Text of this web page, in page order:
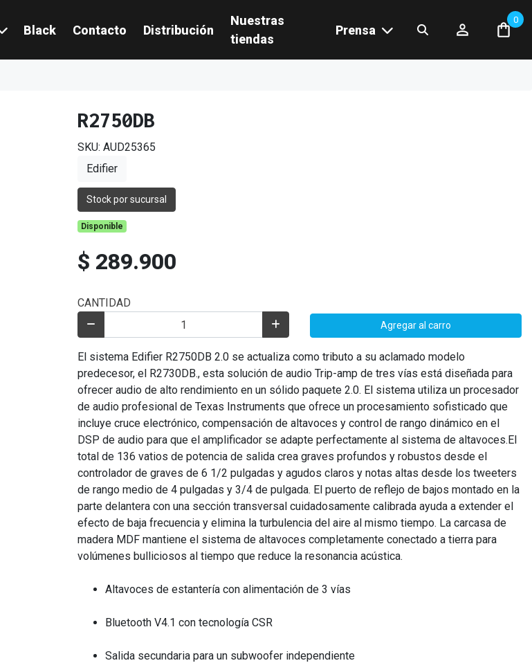
Black Contacto Distribución
Nuestras
tiendas
Prensa
0
R2750DB
SKU: AUD25365
Edifier
Stock por sucursal
Disponible
$ 289.900
CANTIDAD
Agregar al carro
El sistema Edifier R2750DB 2.0 se actualiza como tributo a su aclamado modelo
predecesor, el R2730DB., esta solución de audio Trip-amp de tres vías está diseñada para
ofrecer audio de alto rendimiento en un sólido paquete 2.0. El sistema utiliza un procesador
de audio profesional de Texas Instruments que ofrece un procesamiento sofisticado que
incluye cruce electrónico, compensación de altavoces y control de rango dinámico en el
DSP de audio para que el amplificador se adapte perfectamente al sistema de altavoces.El
total de 136 vatios de potencia de salida crea graves profundos y robustos desde el
controlador de graves de 6 1/2 pulgadas y agudos claros y notas altas desde los tweeters
de rango medio de 4 pulgadas y 3/4 de pulgada. El puerto de reflejo de bajos montado en la
parte delantera con una sección transversal cuidadosamente calibrada ayuda a extender el
efecto de baja frecuencia y elimina la turbulencia del aire al mismo tiempo. La carcasa de
madera MDF mantiene el sistema de altavoces completamente conectado a tierra para
volúmenes bulliciosos al tiempo que reduce la resonancia acústica.
Altavoces de estantería con alimentación de 3 vías
Bluetooth V4.1 con tecnología CSR
Salida secundaria para un subwoofer independiente